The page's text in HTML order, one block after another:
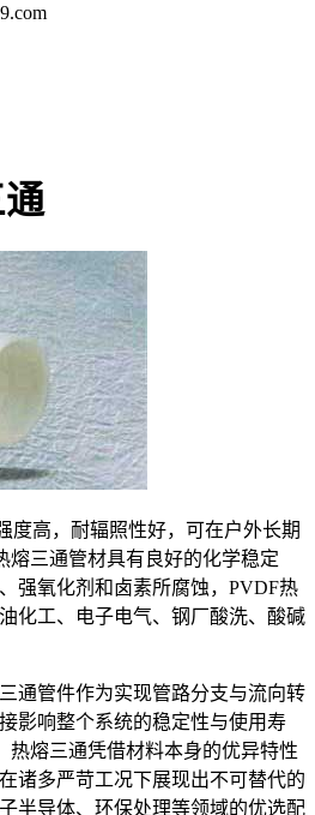
度高，耐辐照性好，可在户外长期
熔三通管材具有良好的化学稳定
强氧化剂和卤素所腐蚀，PVDF热
化工、电子电气、钢厂酸洗、酸碱
通管件作为实现管路分支与流向转
影响整个系统的稳定性与使用寿
热熔三通凭借材料本身的优异特性
诸多严苛工况下展现出不可替代的
半导体、环保处理等领域的优选配